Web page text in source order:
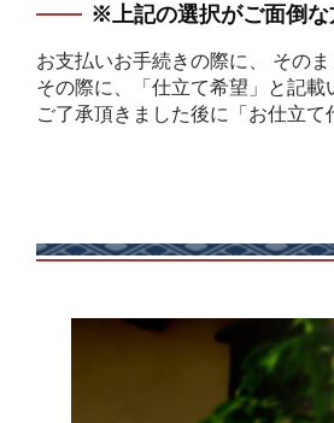
※上記の選択がご面倒な
お支払いお手続きの際に、 その
その際に、「仕立て希望」と記
ご了承頂きました後に「お仕立て